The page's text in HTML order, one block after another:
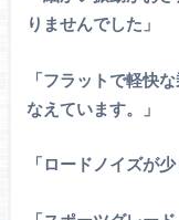
りませんでした」
「フラットで軽快
なえています。」
「ロードノイズが